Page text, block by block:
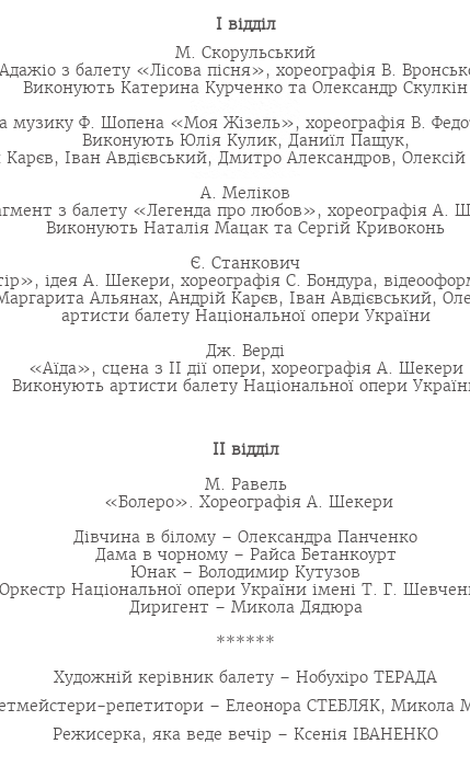
І відділ
М. Скорульський
з балету «Лісова пісня», хореографія В.
Виконують Катерина Курченко та Олександр Скулкін
музику Ф. Шопена «Моя Жізель», хореографія В.
Виконують Юлія Кулик, Даниїл Пащук,
Карєв, Іван Авдієвський, Дмитро Александров,
А. Меліков
з балету «Легенда про любов», хореографія А.
Виконують Наталія Мацак та Сергій Кривоконь
Є. Станкович
ідея А. Шекери, хореографія С. Бондура,
Альянах, Андрій Карєв, Іван Авдієвський,
артисти балету Національної опери України
Дж. Верді
«Аїда», сцена з ІІ дії опери, хореографія А. Шекери
Виконують артисти балету Національної опери
ІІ відділ
М. Равель
«Болеро». Хореографія А. Шекери
Дівчина в білому – Олександра Панченко
Дама в чорному – Райса Бетанкоурт
Юнак – Володимир Кутузов
Оркестр Національної опери України імені Т. Г.
Диригент – Микола Дядюра
******
Художній керівник балету – Нобухіро ТЕРАДА
репетитори – Елеонора СТЕБЛЯК, Микола
Режисерка, яка веде вечір – Ксенія ІВАНЕНКО